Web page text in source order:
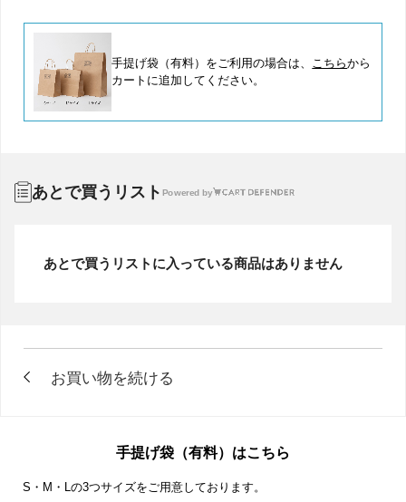
手提げ袋（有料）をご利用の場合は、 こちらから
カートに追加してください。
あとで買うリスト Powered by
あとで買うリストに入っている商品はありません
手提げ袋（有料）はこちら
S・M・Lの3つサイズをご用意しております。